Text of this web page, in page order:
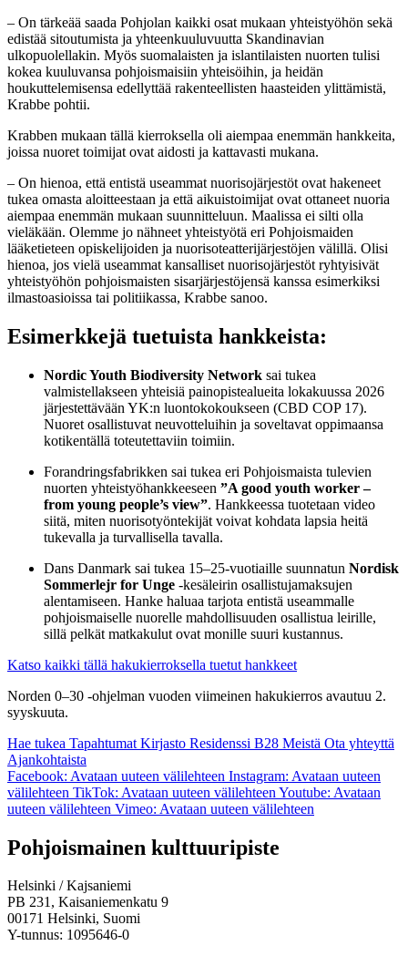
– On tärkeää saada Pohjolan kaikki osat mukaan yhteistyöhön sekä
edistää sitoutumista ja yhteenkuuluvuutta Skandinavian
ulkopuolellakin. Myös suomalaisten ja islantilaisten nuorten tulisi
kokea kuuluvansa pohjoismaisiin yhteisöihin, ja heidän
houkuttelemisensa edellyttää rakenteellisten haasteiden ylittämistä,
Krabbe pohtii.
Krabben mukaan tällä kierroksella oli aiempaa enemmän hankkeita,
joissa nuoret toimijat ovat aidosti ja kattavasti mukana.
– On hienoa, että entistä useammat nuorisojärjestöt ovat hakeneet
tukea omasta aloitteestaan ja että aikuistoimijat ovat ottaneet nuoria
aiempaa enemmän mukaan suunnitteluun. Maalissa ei silti olla
vieläkään. Olemme jo nähneet yhteistyötä eri Pohjoismaiden
lääketieteen opiskelijoiden ja nuorisoteatterijärjestöjen välillä. Olisi
hienoa, jos vielä useammat kansalliset nuorisojärjestöt ryhtyisivät
yhteistyöhön pohjoismaisten sisarjärjestöjensä kanssa esimerkiksi
ilmastoasioissa tai politiikassa, Krabbe sanoo.
Esimerkkejä tuetuista hankkeista:
Nordic Youth Biodiversity Network sai tukea
valmistellakseen yhteisiä painopistealueita lokakuussa 2026
järjestettävään YK:n luontokokoukseen (CBD COP 17).
Nuoret osallistuvat neuvotteluihin ja soveltavat oppimaansa
kotikentällä toteutettaviin toimiin.
Forandringsfabrikken sai tukea eri Pohjoismaista tulevien
nuorten yhteistyöhankkeeseen ”A good youth worker –
from young people’s view”. Hankkeessa tuotetaan video
siitä, miten nuorisotyöntekijät voivat kohdata lapsia heitä
tukevalla ja turvallisella tavalla.
Dans Danmark sai tukea 15–25-vuotiaille suunnatun Nordisk
Sommerlejr for Unge -kesäleirin osallistujamaksujen
alentamiseen. Hanke haluaa tarjota entistä useammalle
pohjoismaiselle nuorelle mahdollisuuden osallistua leirille,
sillä pelkät matkakulut ovat monille suuri kustannus.
Katso kaikki tällä hakukierroksella tuetut hankkeet
Norden 0–30 -ohjelman vuoden viimeinen hakukierros avautuu 2.
syyskuuta.
Hae tukea Tapahtumat Kirjasto Residenssi B28 Meistä Ota yhteyttä
Ajankohtaista
Facebook: Avataan uuteen välilehteen Instagram: Avataan uuteen
välilehteen TikTok: Avataan uuteen välilehteen Youtube: Avataan
uuteen välilehteen Vimeo: Avataan uuteen välilehteen
Pohjoismainen kulttuuripiste
Helsinki / Kajsaniemi
PB 231, Kaisaniemenkatu 9
00171 Helsinki, Suomi
Y-tunnus: 1095646-0